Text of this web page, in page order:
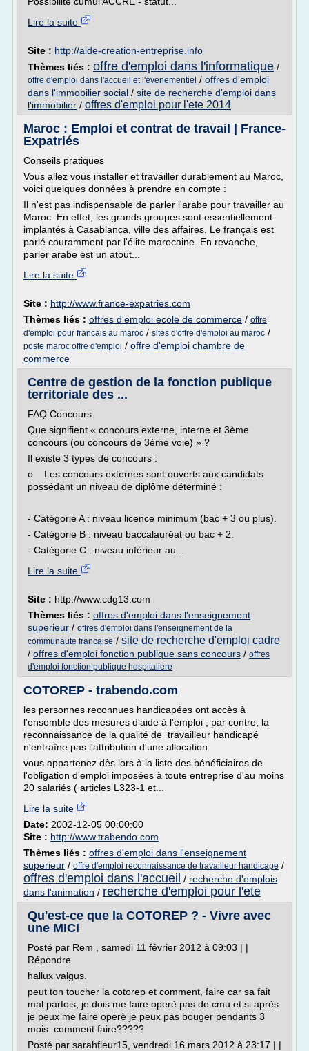
Lire la suite
Site : http://aide-creation-entreprise.info
Thèmes liés : offre d'emploi dans l'informatique /
offre d'emploi dans l'accueil et l'evenementiel / offres d'emploi
dans l'immobilier social / site de recherche d'emploi dans
l'immobilier / offres d'emploi pour l'ete 2014
Maroc : Emploi et contrat de travail | France-
Expatriés
Conseils pratiques
Vous allez vous installer et travailler durablement au Maroc,
voici quelques données à prendre en compte :
Il n'est pas indispensable de parler l'arabe pour travailler au
Maroc. En effet, les grands groupes sont essentiellement
implantés à Casablanca, ville des affaires. Le français est
parlé couramment par l'élite marocaine. En revanche,
parler arabe est un atout...
Lire la suite
Site : http://www.france-expatries.com
Thèmes liés : offres d'emploi ecole de commerce / offre
d'emploi pour francais au maroc / sites d'offre d'emploi au maroc /
poste maroc offre d'emploi / offre d'emploi chambre de
commerce
Centre de gestion de la fonction publique
territoriale des ...
FAQ Concours
Que signifient « concours externe, interne et 3ème
concours (ou concours de 3ème voie) » ?
Il existe 3 types de concours :
o Les concours externes sont ouverts aux candidats
possédant un niveau de diplôme déterminé :
- Catégorie A : niveau licence minimum (bac + 3 ou plus).
- Catégorie B : niveau baccalauréat ou bac + 2.
- Catégorie C : niveau inférieur au...
Lire la suite
Site : http://www.cdg13.com
Thèmes liés : offres d'emploi dans l'enseignement
superieur / offres d'emploi dans l'enseignement de la
communaute francaise / site de recherche d'emploi cadre
/ offres d'emploi fonction publique sans concours / offres
d'emploi fonction publique hospitaliere
COTOREP - trabendo.com
les personnes reconnues handicapées ont accès à
l'ensemble des mesures d'aide à l'emploi ; par contre, la
reconnaissance de la qualité de travailleur handicapé
n'entraîne pas l'attribution d'une allocation.
vous appartenez dès lors à la liste des bénéficiaires de
l'obligation d'emploi imposées à toute entreprise d'au moins
20 salariés ( articles L323-1 et...
Lire la suite
Date: 2002-12-05 00:00:00
Site : http://www.trabendo.com
Thèmes liés : offres d'emploi dans l'enseignement
superieur / offre d'emploi reconnaissance de travailleur handicape /
offres d'emploi dans l'accueil / recherche d'emplois
dans l'animation / recherche d'emploi pour l'ete
Qu'est-ce que la COTOREP ? - Vivre avec
une MICI
Posté par Rem , samedi 11 février 2012 à 09:03 | |
Répondre
hallux valgus.
peut ton toucher la cotorep et comment, faire car sa fait
mal parfois, je dois me faire operè pas de cmu et si après
je peux me faire operè je peux pas bouger pendants 3
mois. comment faire?????
Posté par sarahfleur15, vendredi 16 mars 2012 à 23:17 | |